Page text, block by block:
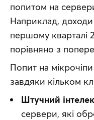
попитом на
Наприклад, доходи
першому кварталі
порівняно з
Попит на
завдяки кільком
Штучний
сервери, які